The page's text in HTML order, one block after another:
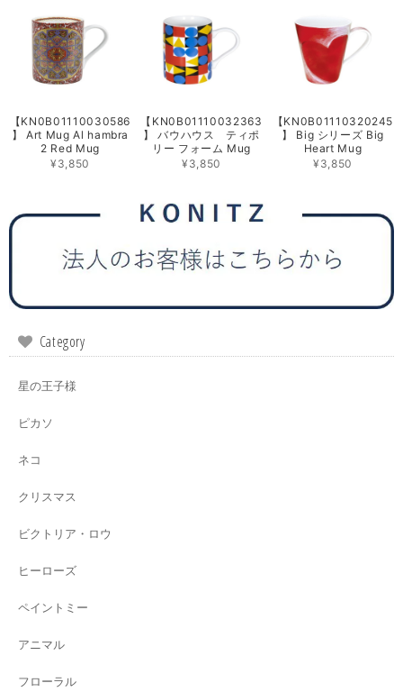
【KN0B01110030586
】 Art Mug Al hambra
2 Red Mug
¥3,850
【KN0B01110032363
】 バウハウス ティポ
リー フォーム Mug
¥3,850
【KN0B01110320245
】 Big シリーズ Big
Heart Mug
¥3,850
Category
星の王子様
ピカソ
ネコ
クリスマス
ビクトリア・ロウ
ヒーローズ
ペイントミー
アニマル
フローラル